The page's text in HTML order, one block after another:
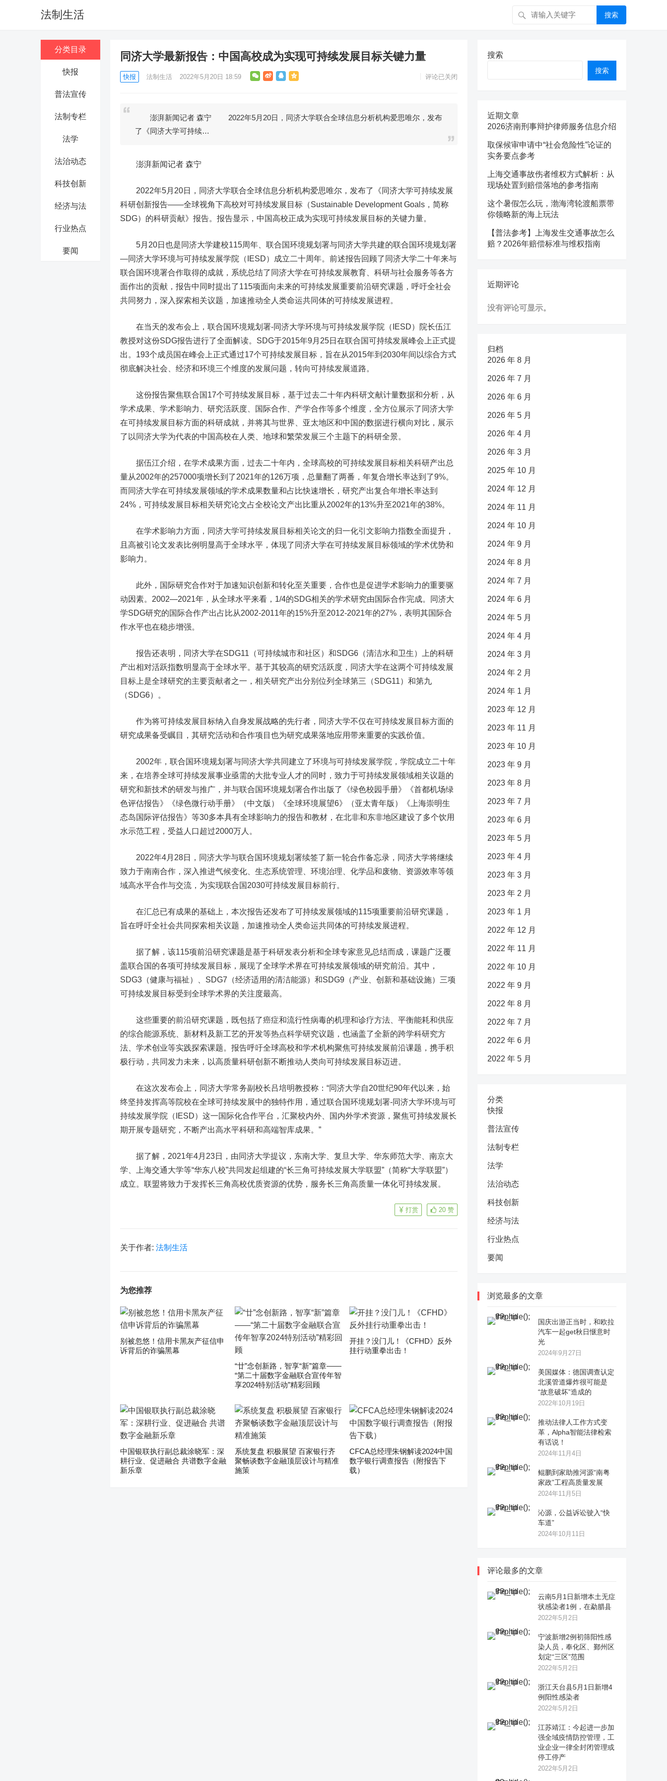
法制生活 搜索
分类目录
快报
普法宣传
法制专栏
法学
法治动态
科技创新
经济与法
行业热点
要闻
同济大学最新报告：中国高校成为实现可持续发展目标关键力量
快报 法制生活 2022年5月20日 18:59 评论已关闭
澎湃新闻记者 森宁 2022年5月20日，同济大学联合全球信息分析机构爱思唯尔，发布
了《同济大学可持续…
澎湃新闻记者 森宁
2022年5月20日，同济大学联合全球信息分析机构爱思唯尔，发布了《同济大学可持续发展
科研创新报告——全球视角下高校对可持续发展目标（Sustainable Development Goals，简称
SDG）的科研贡献》报告。报告显示，中国高校正成为实现可持续发展目标的关键力量。
5月20日也是同济大学建校115周年、联合国环境规划署与同济大学共建的联合国环境规划署
—同济大学环境与可持续发展学院（IESD）成立二十周年。前述报告回顾了同济大学二十年来与
联合国环境署合作取得的成就，系统总结了同济大学在可持续发展教育、科研与社会服务等各方
面作出的贡献，报告中同时提出了115项面向未来的可持续发展重要前沿研究课题，呼吁全社会
共同努力，深入探索相关议题，加速推动全人类命运共同体的可持续发展进程。
在当天的发布会上，联合国环境规划署-同济大学环境与可持续发展学院（IESD）院长伍江
教授对这份SDG报告进行了全面解读。SDG于2015年9月25日在联合国可持续发展峰会上正式提
出。193个成员国在峰会上正式通过17个可持续发展目标，旨在从2015年到2030年间以综合方式
彻底解决社会、经济和环境三个维度的发展问题，转向可持续发展道路。
这份报告聚焦联合国17个可持续发展目标，基于过去二十年内科研文献计量数据和分析，从
学术成果、学术影响力、研究活跃度、国际合作、产学合作等多个维度，全方位展示了同济大学
在可持续发展目标方面的科研成就，并将其与世界、亚太地区和中国的数据进行横向对比，展示
了以同济大学为代表的中国高校在人类、地球和繁荣发展三个主题下的科研全景。
据伍江介绍，在学术成果方面，过去二十年内，全球高校的可持续发展目标相关科研产出总
量从2002年的257000项增长到了2021年的126万项，总量翻了两番，年复合增长率达到了9%。
而同济大学在可持续发展领域的学术成果数量和占比快速增长，研究产出复合年增长率达到
24%，可持续发展目标相关研究论文占全校论文产出比重从2002年的13%升至2021年的38%。
在学术影响力方面，同济大学可持续发展目标相关论文的归一化引文影响力指数全面提升，
且高被引论文发表比例明显高于全球水平，体现了同济大学在可持续发展目标领域的学术优势和
影响力。
此外，国际研究合作对于加速知识创新和转化至关重要，合作也是促进学术影响力的重要驱
动因素。2002—2021年，从全球水平来看，1/4的SDG相关的学术研究由国际合作完成。同济大
学SDG研究的国际合作产出占比从2002-2011年的15%升至2012-2021年的27%，表明其国际合
作水平也在稳步增强。
报告还表明，同济大学在SDG11（可持续城市和社区）和SDG6（清洁水和卫生）上的科研
产出相对活跃指数明显高于全球水平。基于其较高的研究活跃度，同济大学在这两个可持续发展
目标上是全球研究的主要贡献者之一，相关研究产出分别位列全球第三（SDG11）和第九
（SDG6）。
作为将可持续发展目标纳入自身发展战略的先行者，同济大学不仅在可持续发展目标方面的
研究成果备受瞩目，其研究活动和合作项目也为研究成果落地应用带来重要的实践价值。
2002年，联合国环境规划署与同济大学共同建立了环境与可持续发展学院，学院成立二十年
来，在培养全球可持续发展事业亟需的大批专业人才的同时，致力于可持续发展领域相关议题的
研究和新技术的研发与推广，并与联合国环境规划署合作出版了《绿色校园手册》《首都机场绿
色评估报告》《绿色微行动手册》（中文版）《全球环境展望6》（亚太青年版）《上海崇明生
态岛国际评估报告》等30多本具有全球影响力的报告和教材，在北非和东非地区建设了多个饮用
水示范工程，受益人口超过2000万人。
2022年4月28日，同济大学与联合国环境规划署续签了新一轮合作备忘录，同济大学将继续
致力于南南合作，深入推进气候变化、生态系统管理、环境治理、化学品和废物、资源效率等领
域高水平合作与交流，为实现联合国2030可持续发展目标前行。
在汇总已有成果的基础上，本次报告还发布了可持续发展领域的115项重要前沿研究课题，
旨在呼吁全社会共同探索相关议题，加速推动全人类命运共同体的可持续发展进程。
据了解，该115项前沿研究课题是基于科研发表分析和全球专家意见总结而成，课题广泛覆
盖联合国的各项可持续发展目标，展现了全球学术界在可持续发展领域的研究前沿。其中，
SDG3（健康与福祉）、SDG7（经济适用的清洁能源）和SDG9（产业、创新和基础设施）三项
可持续发展目标受到全球学术界的关注度最高。
这些重要的前沿研究课题，既包括了癌症和流行性病毒的机理和诊疗方法、平衡能耗和供应
的综合能源系统、新材料及新工艺的开发等热点科学研究议题，也涵盖了全新的跨学科研究方
法、学术创业等实践探索课题。报告呼吁全球高校和学术机构聚焦可持续发展前沿课题，携手积
极行动，共同发力未来，以高质量科研创新不断推动人类向可持续发展目标迈进。
在这次发布会上，同济大学常务副校长吕培明教授称：“同济大学自20世纪90年代以来，始
终坚持发挥高等院校在全球可持续发展中的独特作用，通过联合国环境规划署-同济大学环境与可
持续发展学院（IESD）这一国际化合作平台，汇聚校内外、国内外学术资源，聚焦可持续发展长
期开展专题研究，不断产出高水平科研和高端智库成果。”
据了解，2021年4月23日，由同济大学提议，东南大学、复旦大学、华东师范大学、南京大
学、上海交通大学等“华东八校”共同发起组建的“长三角可持续发展大学联盟”（简称“大学联盟”）
成立。联盟将致力于发挥长三角高校优质资源的优势，服务长三角高质量一体化可持续发展。
20 赞
打赏
关于作者: 法制生活
为您推荐
别被忽悠！信用卡黑灰产征信申
诉背后的诈骗黑幕
“廿”念创新路，智享“新”篇章——
“第二十届数字金融联合宣传年智
享2024特别活动”精彩回顾
开挂？没门儿！《CFHD》反外
挂行动重拳出击！
中国银联执行副总裁涂晓军：深
耕行业、促进融合 共谱数字金融
新乐章
系统复盘 积极展望 百家银行齐
聚畅谈数字金融顶层设计与精准
施策
CFCA总经理朱钢解读2024中国
数字银行调查报告（附报告下
载）
搜索
搜索
近期文章
2026济南刑事辩护律师服务信息介绍
取保候审申请中“社会危险性”论证的
实务要点参考
上海交通事故伤者维权方式解析：从
现场处置到赔偿落地的参考指南
这个暑假怎么玩，渤海湾轮渡船票带
你领略新的海上玩法
【普法参考】上海发生交通事故怎么
赔？2026年赔偿标准与维权指南
近期评论
没有评论可显示。
归档
2026 年 8 月
2026 年 7 月
2026 年 6 月
2026 年 5 月
2026 年 4 月
2026 年 3 月
2025 年 10 月
2024 年 12 月
2024 年 11 月
2024 年 10 月
2024 年 9 月
2024 年 8 月
2024 年 7 月
2024 年 6 月
2024 年 5 月
2024 年 4 月
2024 年 3 月
2024 年 2 月
2024 年 1 月
2023 年 12 月
2023 年 11 月
2023 年 10 月
2023 年 9 月
2023 年 8 月
2023 年 7 月
2023 年 6 月
2023 年 5 月
2023 年 4 月
2023 年 3 月
2023 年 2 月
2023 年 1 月
2022 年 12 月
2022 年 11 月
2022 年 10 月
2022 年 9 月
2022 年 8 月
2022 年 7 月
2022 年 6 月
2022 年 5 月
分类
快报
普法宣传
法制专栏
法学
法治动态
科技创新
经济与法
行业热点
要闻
浏览最多的文章
国庆出游正当时，和欧拉
汽车一起get秋日惬意时
光
2024年9月27日
美国媒体：德国调查认定
北溪管道爆炸很可能是
“故意破坏”造成的
2022年10月19日
推动法律人工作方式变
革，Alpha智能法律检索
有话说！
2024年11月4日
鲲鹏到家助推河源“南粤
家政”工程高质量发展
2024年11月5日
沁源，公益诉讼驶入“快
车道”
2024年10月11日
评论最多的文章
云南5月1日新增本土无症
状感染者1例，在勐腊县
2022年5月2日
宁波新增2例初筛阳性感
染人员，奉化区、鄞州区
划定“三区”范围
2022年5月2日
浙江天台县5月1日新增4
例阳性感染者
2022年5月2日
江苏靖江：今起进一步加
强全域疫情防控管理，工
业企业一律全封闭管理或
停工停产
2022年5月2日